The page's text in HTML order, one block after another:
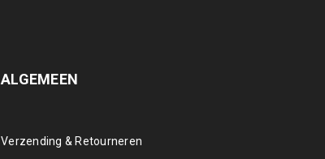
ALGEMEEN
Verzending & Retourneren